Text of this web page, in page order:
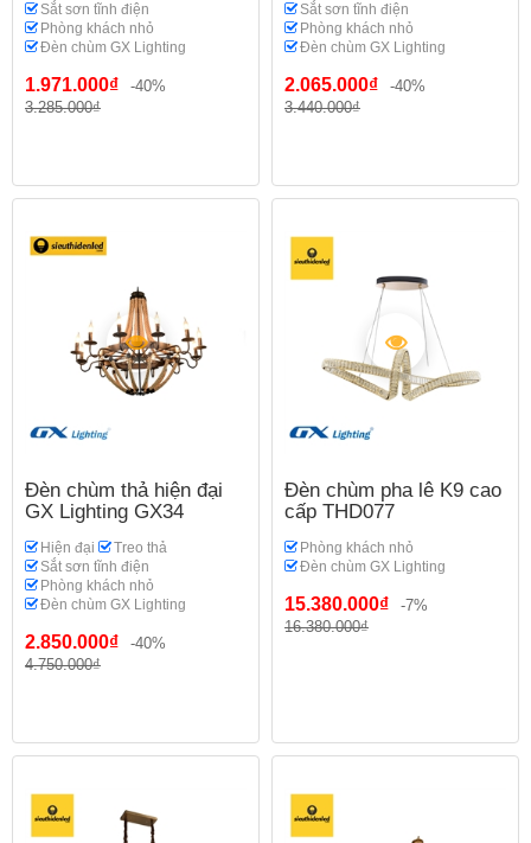
Sắt sơn tĩnh điện
Phòng khách nhỏ
Đèn chùm GX Lighting
1.971.000₫
-40%
3.285.000₫
Sắt sơn tĩnh điện
Phòng khách nhỏ
Đèn chùm GX Lighting
2.065.000₫
-40%
3.440.000₫
Đèn chùm thả hiện đại
GX Lighting GX34
Hiện đại
Treo thả
Sắt sơn tĩnh điện
Phòng khách nhỏ
Đèn chùm GX Lighting
2.850.000₫
-40%
4.750.000₫
Đèn chùm pha lê K9 cao
cấp THD077
Phòng khách nhỏ
Đèn chùm GX Lighting
15.380.000₫
-7%
16.380.000₫